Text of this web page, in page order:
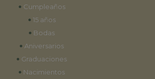
• Cumpleaños
• 15 años
• Bodas
• Aniversarios
• Graduaciones
• Nacimientos